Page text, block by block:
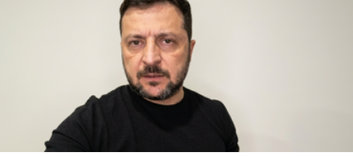
противника. Видео
Более 300 тысяч семей в Одессе и области остались без
141,9 т.
"Очень прискорбно": Сибига раскритиковал
ЮНИСЕФ за заявление о погибших детях в
Украине